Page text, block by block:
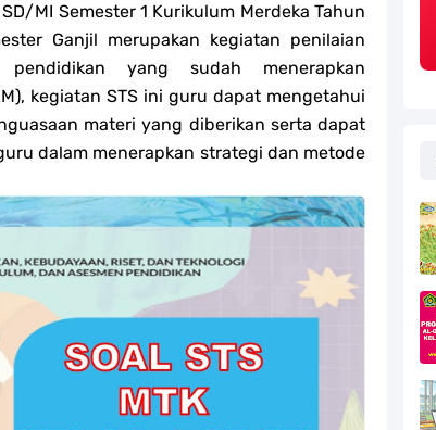
Merdeka Tahun 2026
Kurikulum Merdeka Tahun 2026
2026 Lengkap
2026
Modul Pedagogik SKI PPG 2025
Modul Pedagogik Fiqih PPG 2025
Modul Pedagogik Akidah Akhlak PPG 2025
Modul Pedagogik Al-Qur'an Hadis PPG 2025
SD/MI Semester 1 Kurikulum Merdeka Tahun
Ganjil merupakan kegiatan penilaian
yang sudah menerapkan
kegiatan STS ini guru dapat mengetahui
materi yang diberikan serta dapat
dalam menerapkan strategi dan metode